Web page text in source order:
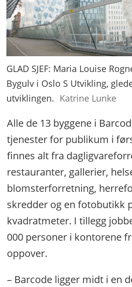
GLAD SJEF: Maria Louise
Bygulv i Oslo S Utvikling,
utviklingen. Katrine Lunke
Alle de 13 byggene i
tjenester for publikum i
finnes alt fra
restauranter, gallerier,
blomsterforretning,
skredder og en fotobutikk
kvadratmeter. I tillegg
000 personer i kontorene
oppover.
– Barcode ligger midt i en